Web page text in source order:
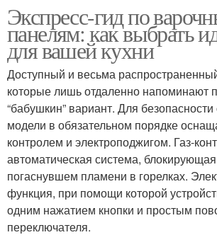
Варочная плита
Экспресс-гид по
панелям: как выбрать
для вашей кухни
Доступный и весьма
которые лишь отдаленно напоминают
“бабушкин” вариант. Для
модели в обязательном порядке
контролем и электроподжигом. Газ-
автоматическая система,
погаснувшем пламени в горелках.
функция, при помощи которой
одним нажатием кнопки и простым
переключателя.